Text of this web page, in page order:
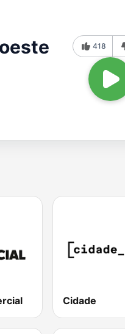
418
Cidade